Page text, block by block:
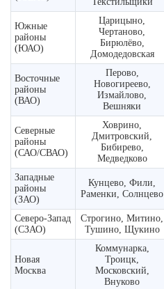
Южные
районы
(ЮАО)
Царицыно,
Чертаново,
Бирюлёво,
Домодедовская
Восточные
районы
(ВАО)
Перово,
Новогиреево,
Измайлово,
Вешняки
Северные
районы
(САО/СВАО)
Ховрино,
Дмитровский,
Бибирево,
Медведково
Западные
районы
(ЗАО)
Кунцево, Фили,
Раменки, Солнцево
Северо-Запад
(СЗАО)
Строгино, Митино,
Тушино, Щукино
Новая
Москва
Коммунарка,
Троицк,
Московский,
Внуково